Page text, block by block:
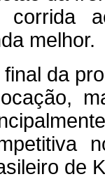
corrida
melhor.
final da
de